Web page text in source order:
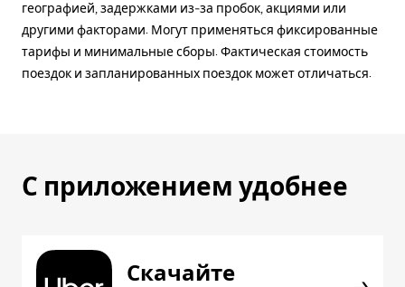
географией, задержками из-за пробок, акциями или
другими факторами. Могут применяться фиксированные
тарифы и минимальные сборы. Фактическая стоимость
поездок и запланированных поездок может отличаться.
С приложением удобнее
Скачайте